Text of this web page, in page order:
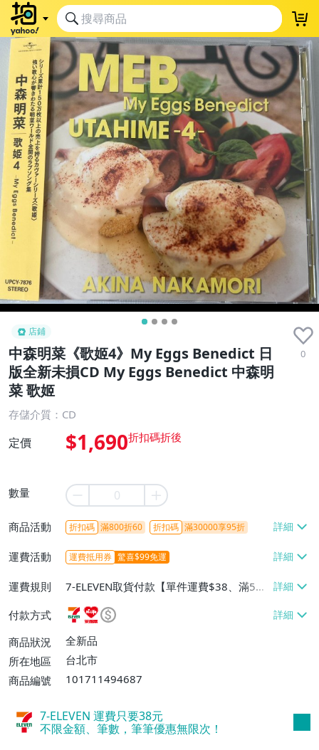
店鋪
中森明菜《歌姬4》My Eggs Benedict 日
版全新未損CD My Eggs Benedict 中森明
菜 歌姬
0
存儲介質：CD
定價 $1,690
數量
商品活動 折扣碼 滿800折60 折扣碼 滿30000享95折
運費活動 運費抵用券 驚喜$99免運
運費規則
7-ELEVEN取貨付款【單件運費$38、滿5件
或消費滿$1298免運費】、7-ELEVEN取貨
不付款【免運費】、萊爾富取貨付款【單件
運費$60、滿5件或消費滿$1298免運
費】、宅配/貨運【單件運費$120、滿5件
付款方式
商品狀況
全新品
所在地區
台北市
商品編號
101711494687
7-ELEVEN 運費只要38元
不限金額、筆數，筆筆優惠無限次！